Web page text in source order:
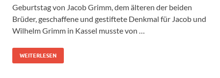
Geburtstag von Jacob Grimm, dem älteren der beiden
Brüder, geschaffene und gestiftete Denkmal für Jacob und
Wilhelm Grimm in Kassel musste von …
WEITERLESEN